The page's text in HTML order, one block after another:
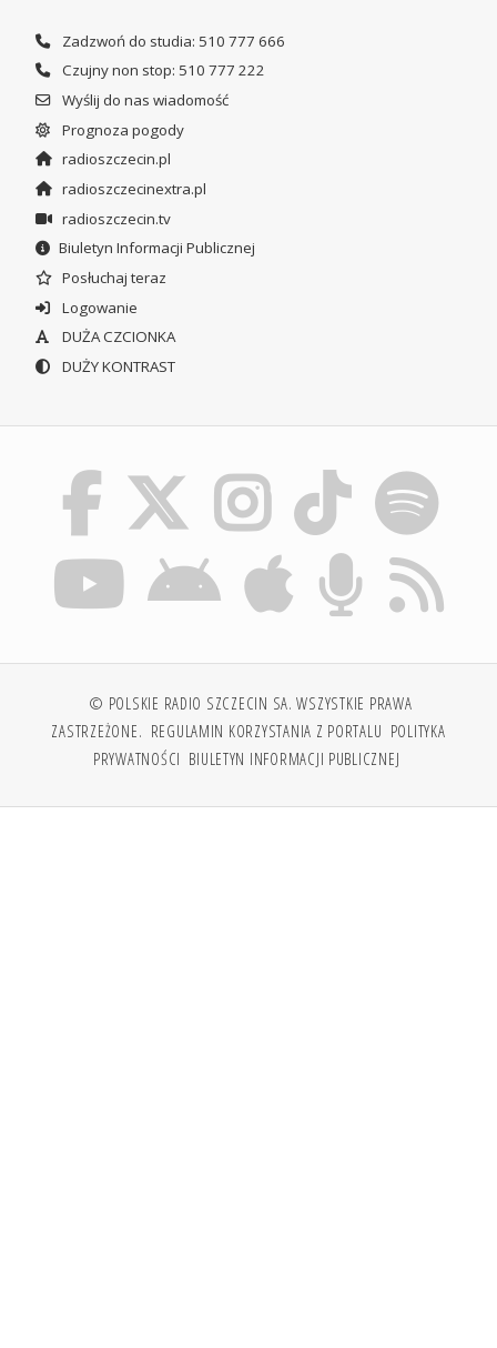
Zadzwoń do studia: 510 777 666
Czujny non stop: 510 777 222
Wyślij do nas wiadomość
Prognoza pogody
radioszczecin.pl
radioszczecinextra.pl
radioszczecin.tv
Biuletyn Informacji Publicznej
Posłuchaj teraz
Logowanie
DUŻA CZCIONKA
DUŻY KONTRAST
© POLSKIE RADIO SZCZECIN SA. WSZYSTKIE PRAWA
ZASTRZEŻONE. REGULAMIN KORZYSTANIA Z PORTALU POLITYKA
PRYWATNOŚCI BIULETYN INFORMACJI PUBLICZNEJ